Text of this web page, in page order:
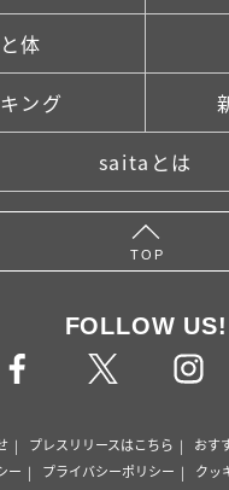
体
ング
saitaとは
TOP
FOLLOW US!
プレスリリースはこちら おす
ー
プライバシーポリシー クッ